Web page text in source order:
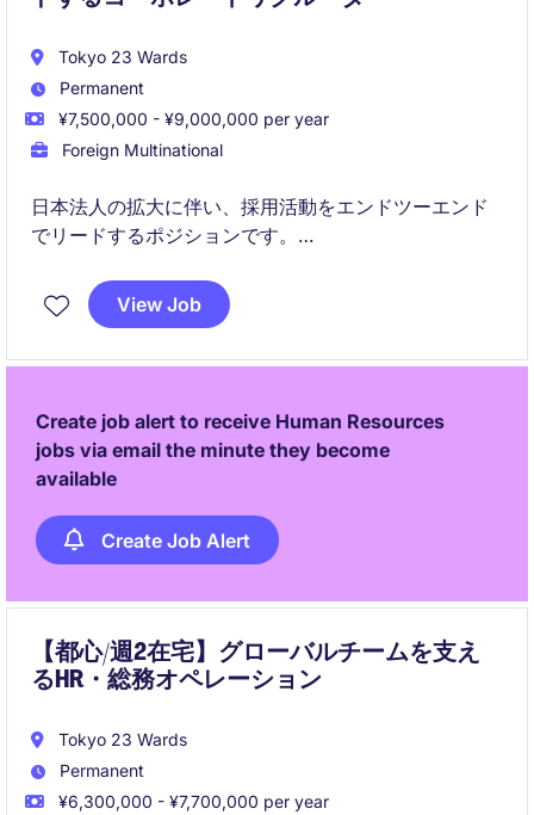
Tokyo 23 Wards
Permanent
¥7,500,000 - ¥9,000,000 per year
Foreign Multinational
日本法人の拡大に伴い、採用活動をエンドツーエンド
でリードするポジションです。
に人材獲得を推進していただきます。
View Job
Create job alert to receive Human Resources
jobs via email the minute they become
available
Create Job Alert
【都心/週2在宅】グローバルチームを支え
るHR・総務オペレーション
Tokyo 23 Wards
Permanent
¥6,300,000 - ¥7,700,000 per year